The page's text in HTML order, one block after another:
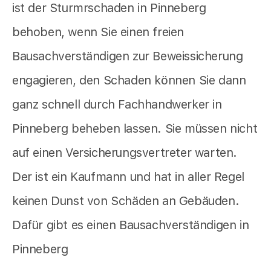
ist der Sturmrschaden in Pinneberg
behoben, wenn Sie einen freien
Bausachverständigen zur Beweissicherung
engagieren, den Schaden können Sie dann
ganz schnell durch Fachhandwerker in
Pinneberg beheben lassen. Sie müssen nicht
auf einen Versicherungsvertreter warten.
Der ist ein Kaufmann und hat in aller Regel
keinen Dunst von Schäden an Gebäuden.
Dafür gibt es einen Bausachverständigen in
Pinneberg